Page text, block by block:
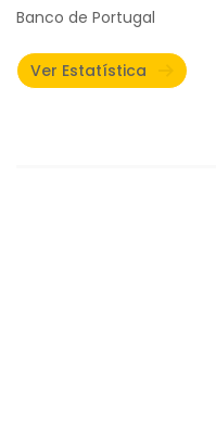
Banco de Portugal
Ver Estatística